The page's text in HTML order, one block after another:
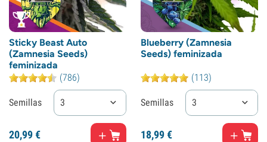
Sticky Beast Auto
(Zamnesia Seeds)
feminizada
(786)
Semillas 3
20,99€
Blueberry (Zamnesia
Seeds) feminizada
(113)
Semillas 3
18,99€